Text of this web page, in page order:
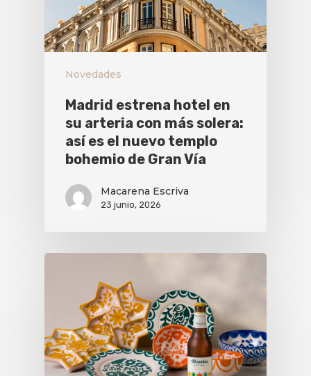
Novedades
Madrid estrena hotel en
su arteria con más solera:
así es el nuevo templo
bohemio de Gran Vía
Macarena Escriva
23 junio, 2026